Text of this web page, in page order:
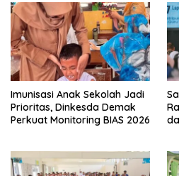
Imunisasi Anak Sekolah Jadi
Prioritas, Dinkesda Demak
Perkuat Monitoring BIAS 2026